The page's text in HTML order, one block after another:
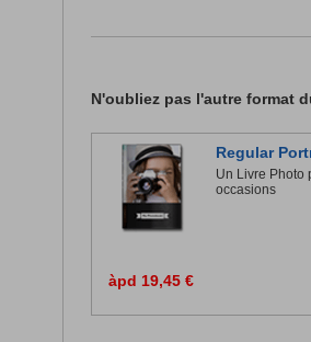
N'oubliez pas l'autre format
Regular
Un Livre Photo
occasions
àpd 19,45 €